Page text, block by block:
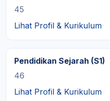
45
Lihat Profil & Kurikulum
Pendidikan Sejarah (S1)
46
Lihat Profil & Kurikulum